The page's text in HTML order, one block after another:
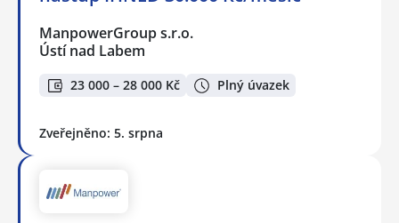
ManpowerGroup s.r.o.
Ústí nad Labem
23 000 – 28 000 Kč Plný úvazek
Zveřejněno: 5. srpna